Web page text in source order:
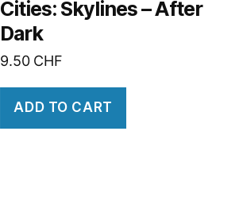
Cities: Skylines – After
Dark
9.50 CHF
ADD TO CART